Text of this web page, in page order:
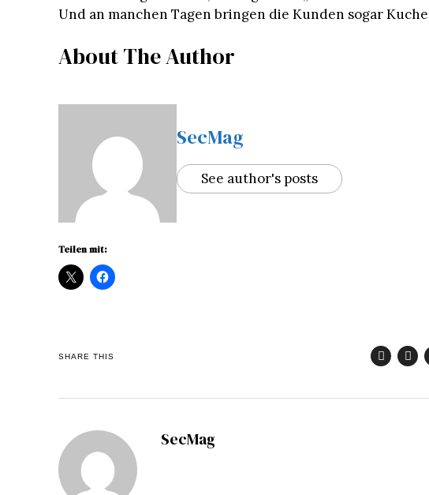
Und an manchen Tagen bringen die Kunden sogar
About The Author
SecMag
See author's posts
Teilen mit:
SHARE THIS
SecMag